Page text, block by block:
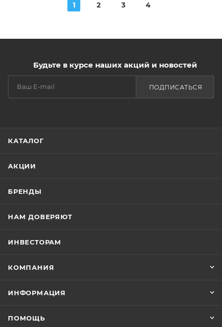
1 2 3 4
Будьте в курсе наших акций и новостей
ПОДПИСАТЬСЯ
КАТАЛОГ
АКЦИИ
БРЕНДЫ
НАМ ДОВЕРЯЮТ
ИНВЕСТОРАМ
КОМПАНИЯ
ИНФОРМАЦИЯ
ПОМОЩЬ